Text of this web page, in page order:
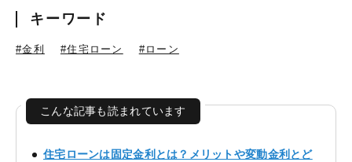
キーワード
#金利 #住宅ローン #ローン
こんな記事も読まれています
住宅ローンは固定金利とは？メリットや変動金利とど